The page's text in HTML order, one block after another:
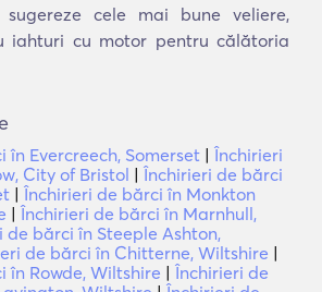
cele mai bune veliere,
iahturi cu motor pentru călătoria
Evercreech, Somerset | Închirieri
City of Bristol | Închirieri de bărci
| Închirieri de bărci în Monkton
| Închirieri de bărci în Marnhull,
de bărci în Steeple Ashton,
de bărci în Chitterne, Wiltshire |
în Rowde, Wiltshire | Închirieri de